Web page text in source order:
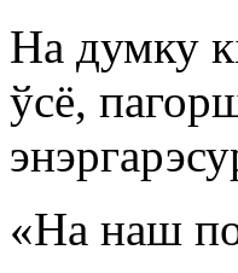
На думку
ўсё,
«На наш